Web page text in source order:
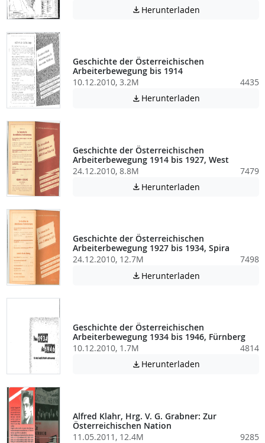
 Herunterladen
Geschichte der Österreichischen
Arbeiterbewegung bis 1914
10.12.2010, 3.2M
4435
 Herunterladen
Geschichte der Österreichischen
Arbeiterbewegung 1914 bis 1927, West
24.12.2010, 8.8M
7479
 Herunterladen
Geschichte der Österreichischen
Arbeiterbewegung 1927 bis 1934, Spira
24.12.2010, 12.7M
7498
 Herunterladen
Geschichte der Österreichischen
Arbeiterbewegung 1934 bis 1946, Fürnberg
10.12.2010, 1.7M
4814
 Herunterladen
Alfred Klahr, Hrg. V. G. Grabner: Zur
Österreichischen Nation
11.05.2011, 12.4M
9285